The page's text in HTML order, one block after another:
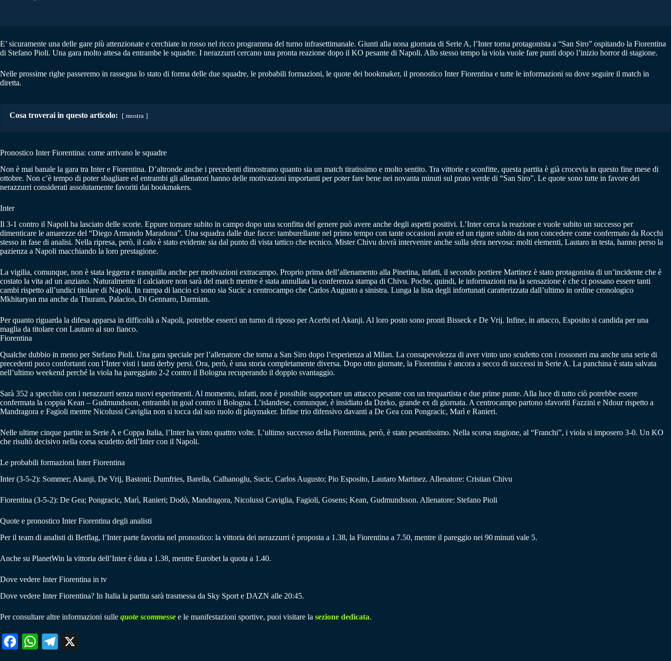
E’ sicuramente una delle gare più attenzionate e cerchiate in rosso nel ricco programma del turno infrasettimanale. Giunti alla nona giornata di Serie A, l’Inter torna protagonista a “San Siro” ospitando la Fiorentina
di Stefano Pioli. Una gara molto attesa da entrambe le squadre. I nerazzurri cercano una pronta reazione dopo il KO pesante di Napoli. Allo stesso tempo la viola vuole fare punti dopo l’inizio horror di stagione.
Nelle prossime righe passeremo in rassegna lo stato di forma delle due squadre, le probabili formazioni, le quote dei bookmaker, il pronostico Inter Fiorentina e tutte le informazioni su dove seguire il match in
diretta.
Cosa troverai in questo articolo: mostra
Pronostico Inter Fiorentina: come arrivano le squadre
Non è mai banale la gara tra Inter e Fiorentina. D’altronde anche i precedenti dimostrano quanto sia un match tiratissimo e molto sentito. Tra vittorie e sconfitte, questa partita è già crocevia in questo fine mese di
ottobre. Non c’è tempo di poter sbagliare ed entrambi gli allenatori hanno delle motivazioni importanti per poter fare bene nei novanta minuti sul prato verde di “San Siro”. Le quote sono tutte in favore dei
nerazzurri considerati assolutamente favoriti dai bookmakers.
Inter
Il 3-1 contro il Napoli ha lasciato delle scorie. Eppure tornare subito in campo dopo una sconfitta del genere può avere anche degli aspetti positivi. L’Inter cerca la reazione e vuole subito un successo per
dimenticare le amarezze del “Diego Armando Maradona”. Una squadra dalle due facce: tamburellante nel primo tempo con tante occasioni avute ed un rigore subito da non concedere come confermato da Rocchi
stesso in fase di analisi. Nella ripresa, però, il calo è stato evidente sia dal punto di vista tattico che tecnico. Mister Chivu dovrà intervenire anche sulla sfera nervosa: molti elementi, Lautaro in testa, hanno perso la
pazienza a Napoli macchiando la loro prestagione.
La vigilia, comunque, non è stata leggera e tranquilla anche per motivazioni extracampo. Proprio prima dell’allenamento alla Pinetina, infatti, il secondo portiere Martinez è stato protagonista di un’incidente che è
costato la vita ad un anziano. Naturalmente il calciatore non sarà del match mentre è stata annullata la conferenza stampa di Chivu. Poche, quindi, le informazioni ma la sensazione è che ci possano essere tanti
cambi rispetto all’undici titolare di Napoli. In rampa di lancio ci sono sia Sucic a centrocampo che Carlos Augusto a sinistra. Lunga la lista degli infortunati caratterizzata dall’ultimo in ordine cronologico
Mkhitaryan ma anche da Thuram, Palacios, Di Gennaro, Darmian.
Per quanto riguarda la difesa apparsa in difficoltà a Napoli, potrebbe esserci un turno di riposo per Acerbi ed Akanji. Al loro posto sono pronti Bisseck e De Vrij. Infine, in attacco, Esposito si candida per una
maglia da titolare con Lautaro al suo fianco.
Fiorentina
Qualche dubbio in meno per Stefano Pioli. Una gara speciale per l’allenatore che torna a San Siro dopo l’esperienza al Milan. La consapevolezza di aver vinto uno scudetto con i rossoneri ma anche una serie di
precedenti poco confortanti con l’Inter visti i tanti derby persi. Ora, però, è una storia completamente diversa. Dopo otto giornate, la Fiorentina è ancora a secco di successi in Serie A. La panchina è stata salvata
nell’ultimo weekend perché la viola ha pareggiato 2-2 contro il Bologna recuperando il doppio svantaggio.
Sarà 352 a specchio con i nerazzurri senza nuovi esperimenti. Al momento, infatti, non è possibile supportare un attacco pesante con un trequartista e due prime punte. Alla luce di tutto ciò potrebbe essere
confermata la coppia Kean – Gudmundsson, entrambi in goal contro il Bologna. L’islandese, comunque, è insidiato da Dzeko, grande ex di giornata. A centrocampo partono sfavoriti Fazzini e Ndour rispetto a
Mandragora e Fagioli mentre Nicolussi Caviglia non si tocca dal suo ruolo di playmaker. Infine trio difensivo davanti a De Gea con Pongracic, Marì e Ranieri.
Nelle ultime cinque partite in Serie A e Coppa Italia, l’Inter ha vinto quattro volte. L’ultimo successo della Fiorentina, però, è stato pesantissimo. Nella scorsa stagione, al “Franchi”, i viola si imposero 3-0. Un KO
che risultò decisivo nella corsa scudetto dell’Inter con il Napoli.
Le probabili formazioni Inter Fiorentina
Inter (3-5-2): Sommer; Akanji, De Vrij, Bastoni; Dumfries, Barella, Calhanoglu, Sucic, Carlos Augusto; Pio Esposito, Lautaro Martinez. Allenatore: Cristian Chivu
Fiorentina (3-5-2): De Gea; Pongracic, Marì, Ranieri; Dodò, Mandragora, Nicolussi Caviglia, Fagioli, Gosens; Kean, Gudmundsson. Allenatore: Stefano Pioli
Quote e pronostico Inter Fiorentina degli analisti
Per il team di analisti di Betflag, l’Inter parte favorita nel pronostico: la vittoria dei nerazzurri è proposta a 1.38, la Fiorentina a 7.50, mentre il pareggio nei 90 minuti vale 5.
Anche su PlanetWin la vittoria dell’Inter è data a 1.38, mentre Eurobet la quota a 1.40.
Dove vedere Inter Fiorentina in tv
Dove vedere Inter Fiorentina? In Italia la partita sarà trasmessa da Sky Sport e DAZN alle 20:45.
Per consultare altre informazioni sulle quote scommesse e le manifestazioni sportive, puoi visitare la sezione dedicata.
Fa W
Te